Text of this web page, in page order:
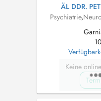
ÄL DDR.
Psychiatrie,
Keine